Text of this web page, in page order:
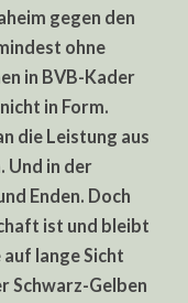
ROSE
FOKUS
gegen den
ohne
in BVB-Kader
in Form.
die Leistung aus
Und in der
Enden. Doch
ist und bleibt
lange Sicht
Schwarz-Gelben